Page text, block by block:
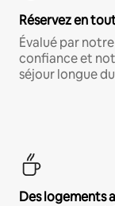
Réservez en
Évalué par
confiance et
séjour longue
Des logements